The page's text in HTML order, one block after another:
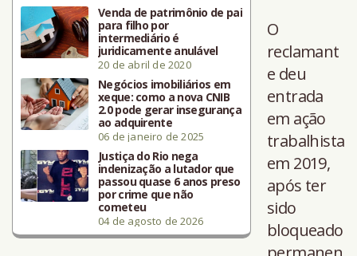
Venda de patrimônio de pai
para filho por
intermediário é
juridicamente anulável
20 de abril de 2020
Negócios imobiliários em
xeque: como a nova CNIB
2.0 pode gerar insegurança
ao adquirente
06 de janeiro de 2025
Justiça do Rio nega
indenização a lutador que
passou quase 6 anos preso
por crime que não
cometeu
04 de agosto de 2026
O
reclamant
e deu
entrada
em ação
trabalhista
em 2019,
após ter
sido
bloqueado